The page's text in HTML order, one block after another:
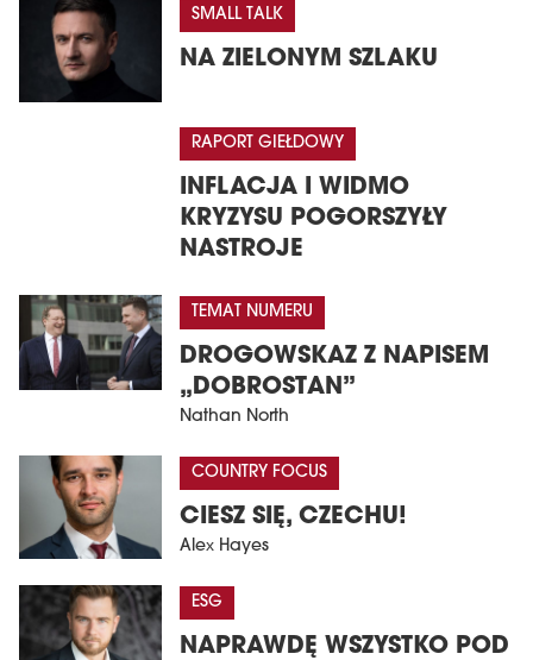
SMALL TALK
NA ZIELONYM SZLAKU
RAPORT GIEŁDOWY
INFLACJA I WIDMO
KRYZYSU POGORSZYŁY
NASTROJE
TEMAT NUMERU
DROGOWSKAZ Z NAPISEM
„DOBROSTAN”
Nathan North
COUNTRY FOCUS
CIESZ SIĘ, CZECHU!
Alex Hayes
ESG
NAPRAWDĘ WSZYSTKO POD